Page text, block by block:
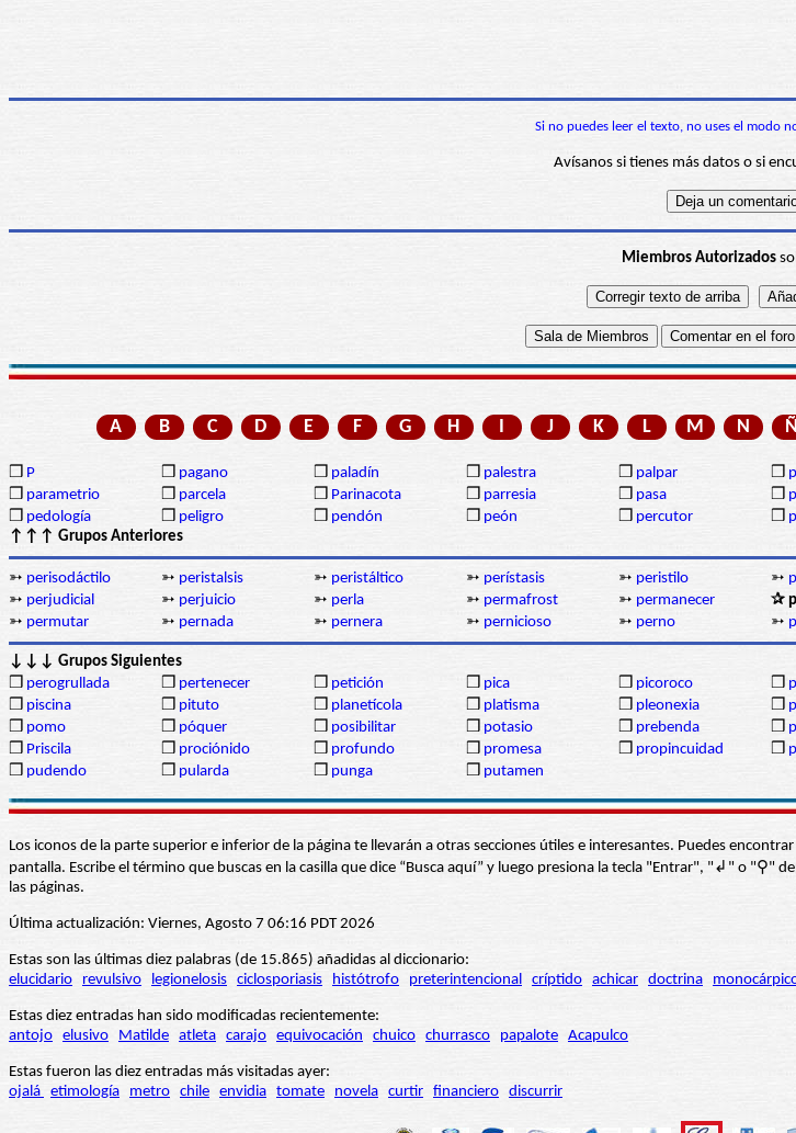
Si no puedes leer el texto, no uses el modo
Avísanos si tienes más datos o si
Miembros Autorizados
A B C D E F G H I J K L M N Ñ
❒ P ❒ pagano ❒ paladín ❒ palestra ❒ palpar ❒
❒ parametrio ❒ parcela ❒ Parinacota ❒ parresia ❒ pasa ❒
❒ pedología ❒ peligro ❒ pendón ❒ peón ❒ percutor ❒
↑↑↑ Grupos Anteriores
➳ perisodáctilo ➳ peristalsis ➳ peristáltico ➳ perístasis ➳ peristilo ➳
➳ perjudicial ➳ perjuicio ➳ perla ➳ permafrost ➳ permanecer ✰
➳ permutar ➳ pernada ➳ pernera ➳ pernicioso ➳ perno ➳
↓↓↓ Grupos Siguientes
❒ perogrullada ❒ pertenecer ❒ petición ❒ pica ❒ picoroco ❒
❒ piscina ❒ pituto ❒ planetícola ❒ platisma ❒ pleonexia ❒
❒ pomo ❒ póquer ❒ posibilitar ❒ potasio ❒ prebenda ❒
❒ Priscila ❒ prociónido ❒ profundo ❒ promesa ❒ propincuidad ❒
❒ pudendo ❒ pularda ❒ punga ❒ putamen
Los iconos de la parte superior e inferior de la página te llevarán a otras secciones útiles e interesantes. Puedes
pantalla. Escribe el término que buscas en la casilla que dice “Busca aquí” y luego presiona la tecla "Entrar", "↲" o
las páginas.
Última actualización: Viernes, Agosto 7 06:16 PDT 2026
Estas son las últimas diez palabras (de 15.865) añadidas al diccionario:
elucidario
revulsivo legionelosis ciclosporiasis histótrofo preterintencional críptido achicar doctrina
Estas diez entradas han sido modificadas recientemente:
antojo elusivo Matilde atleta carajo equivocación chuico churrasco papalote Acapulco
Estas fueron las diez entradas más visitadas ayer:
ojalá etimología metro chile envidia tomate novela curtir financiero discurrir